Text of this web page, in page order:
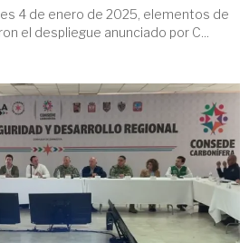
4 de enero de 2025, elementos de
el despliegue anunciado por C...